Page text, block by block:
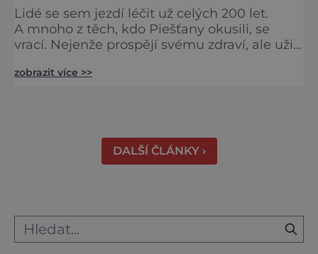
Lidé se sem jezdí léčit už celých 200 let.
A mnoho z těch, kdo Piešťany okusili, se
vrací. Nejenže prospějí svému zdraví, ale užijí
řekne slovenské lázně, Piešťany bývají první
zobrazit více >>
DALŠÍ ČLÁNKY ›